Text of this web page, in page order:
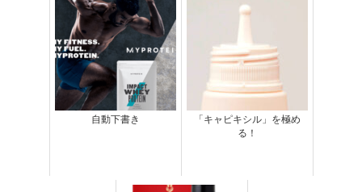
自動下書き
「キャピキシル」を極め
る！